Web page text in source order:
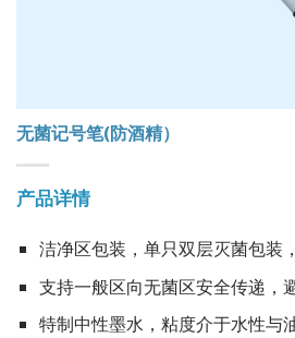
无菌记号笔(防酒精）
产品详情
洁净区包装，单只双层灭菌包装
支持一般区向无菌区安全传递，
特制中性墨水，粘度介于水性与